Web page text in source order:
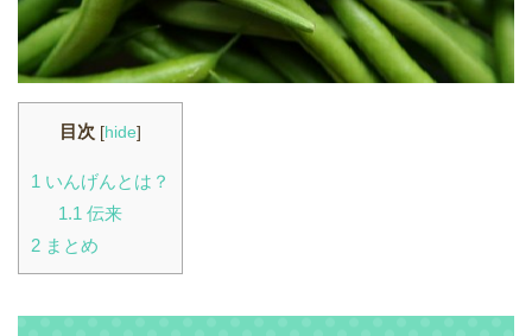
目次 [hide]
1 いんげんとは？
1.1伝来
2 まとめ